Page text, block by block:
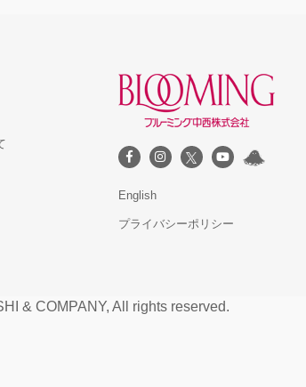
English
プライバシーポリシー
& COMPANY, All rights reserved.